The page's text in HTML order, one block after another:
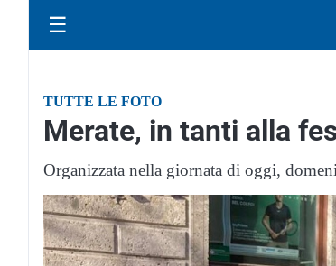
☰
TUTTE LE FOTO
Merate, in tanti alla
Organizzata nella giornata di oggi,